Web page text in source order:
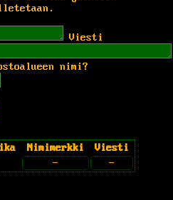
Viesti
nimi?
Nimimerkki
Viesti
- -